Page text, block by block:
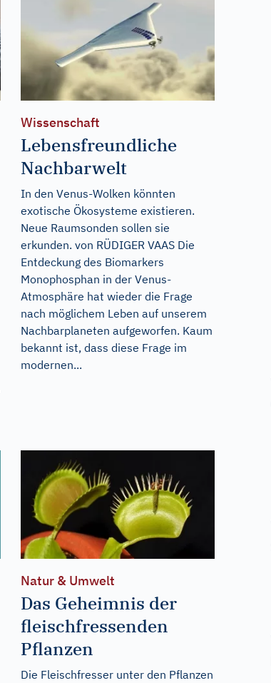
Wissenschaft
Lebensfreundliche
Nachbarwelt
In den Venus-Wolken könnten
exotische Ökosysteme existieren.
Neue Raumsonden sollen sie
erkunden. von RÜDIGER VAAS Die
Entdeckung des Biomarkers
Monophosphan in der Venus-
Atmosphäre hat wieder die Frage
nach möglichem Leben auf unserem
Nachbarplaneten aufgeworfen. Kaum
bekannt ist, dass diese Frage im
modernen...
Natur & Umwelt
Das Geheimnis der
fleischfressenden
Pflanzen
Die Fleischfresser unter den Pflanzen